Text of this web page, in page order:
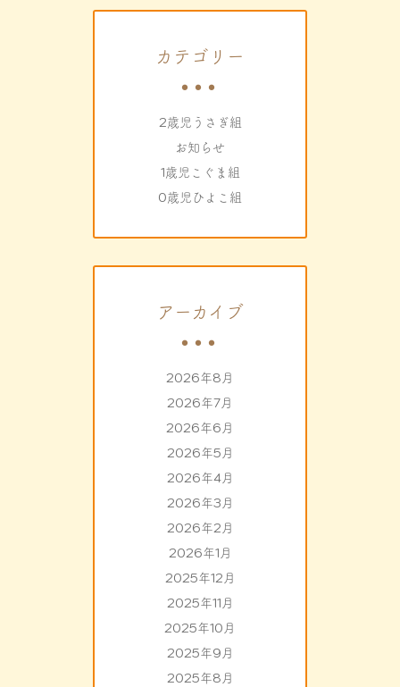
カテゴリー
2歳児うさぎ組
お知らせ
1歳児こぐま組
0歳児ひよこ組
アーカイブ
2026年8月
2026年7月
2026年6月
2026年5月
2026年4月
2026年3月
2026年2月
2026年1月
2025年12月
2025年11月
2025年10月
2025年9月
2025年8月